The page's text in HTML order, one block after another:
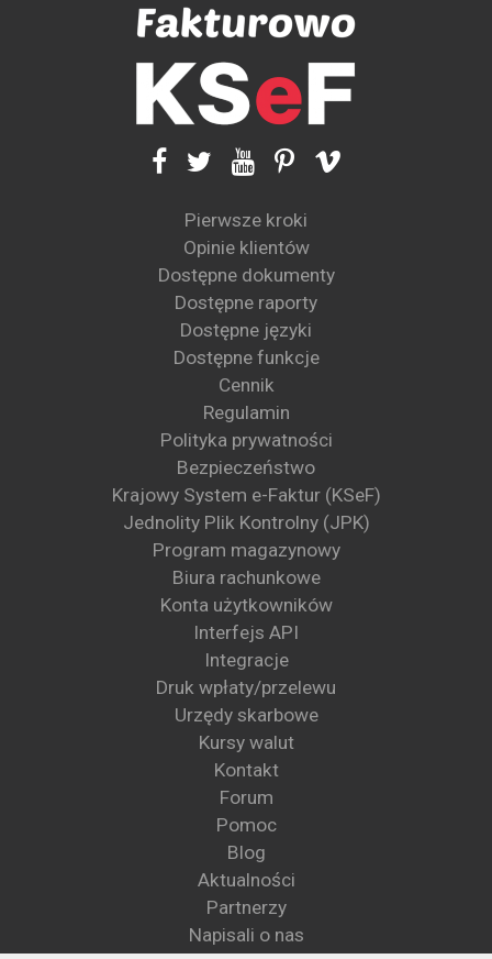
Pierwsze kroki
Opinie klientów
Dostępne dokumenty
Dostępne raporty
Dostępne języki
Dostępne funkcje
Cennik
Regulamin
Polityka prywatności
Bezpieczeństwo
Krajowy System e-Faktur (KSeF)
Jednolity Plik Kontrolny (JPK)
Program magazynowy
Biura rachunkowe
Konta użytkowników
Interfejs API
Integracje
Druk wpłaty/przelewu
Urzędy skarbowe
Kursy walut
Kontakt
Forum
Pomoc
Blog
Aktualności
Partnerzy
Napisali o nas